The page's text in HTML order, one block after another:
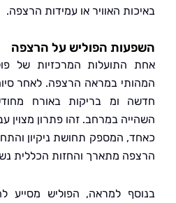
האוויר או עמידות הרצפה.
הפוליש על הרצפה
התועלות המרכזיות של פוליש
במראה הרצפה. לאחר סיום
ומ בריקות באורח מחודש, דבר
במרחב. זהו פתרון מצוין עבור
המספק תחושת ניקיון והתחדשות
מתארך והחזות הכללית נשמרת
למראה, הפוליש מסייע להגן על